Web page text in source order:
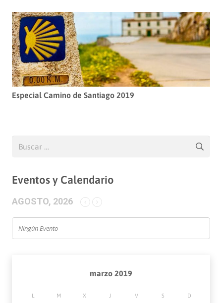
Especial Camino de Santiago 2019
Eventos y Calendario
AGOSTO, 2026
Ningún Evento
marzo 2019
L M X J V S D